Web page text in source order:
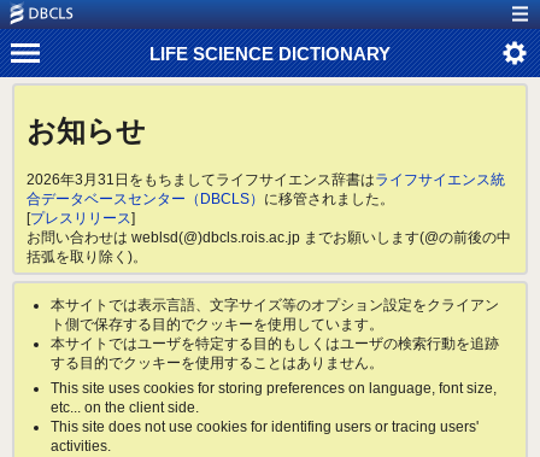
LIFE SCIENCE DICTIONARY
お知らせ
2026年3月31日をもちましてライフサイエンス辞書はライフサイエンス統
合データベースセンター（DBCLS） に移管されました。
[プレスリリース]
お問い合わせは weblsd(@)dbcls.rois.ac.jp までお願いします(@の前後の中
括弧を取り除く)。
本サイトでは表示言語、文字サイズ等のオプション設定をクライアン
ト側で保存する目的でクッキーを使用しています。
本サイトではユーザを特定する目的もしくはユーザの検索行動を追跡
する目的でクッキーを使用することはありません。
This site uses cookies for storing preferences on language, font size,
etc... on the client side.
This site does not use cookies for identifing users or tracing users'
activities.